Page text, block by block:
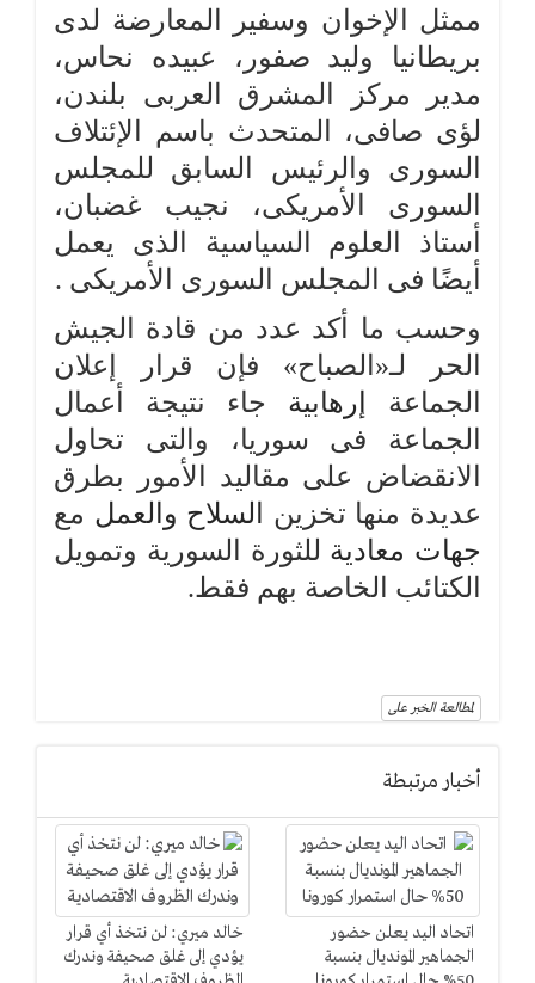
ممثل الإخوان وسفير المعارضة لدى
بريطانيا وليد صفور، عبيده نحاس،
مدير مركز المشرق العربى بلندن،
لؤى صافى، المتحدث باسم الإئتلاف
السورى والرئيس السابق للمجلس
السورى الأمريكى، نجيب غضبان،
أستاذ العلوم السياسية الذى يعمل
أيضًا فى المجلس السورى الأمريكى .
وحسب ما أكد عدد من قادة الجيش
الحر لـ«الصباح» فإن قرار إعلان
الجماعة
إرهابية جاء نتيجة أعمال
الجماعة فى سوريا، والتى تحاول
الانقضاض على مقاليد الأمور بطرق
عديدة منها تخزين
السلاح والعمل مع
جهات معادية للثورة السورية وتمويل
الكتائب الخاصة بهم فقط.
لمطالعة الخبر على
أخبار مرتبطة
اتحاد اليد يعلن حضور
الجماهير المونديال بنسبة
خالد ميري: لن نتخذ أي قرار
يؤدي إلى غلق صحيفة وندرك